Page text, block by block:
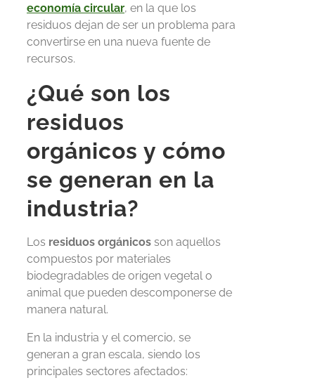
economía circular, en la que los
residuos dejan de ser un problema para
convertirse en una nueva fuente de
recursos.
¿Qué son los
residuos
orgánicos y cómo
se generan en la
industria?
Los residuos orgánicos son aquellos
compuestos por materiales
biodegradables de origen vegetal o
animal que pueden descomponerse de
manera natural.
En la industria y el comercio, se
generan a gran escala, siendo los
principales sectores afectados: